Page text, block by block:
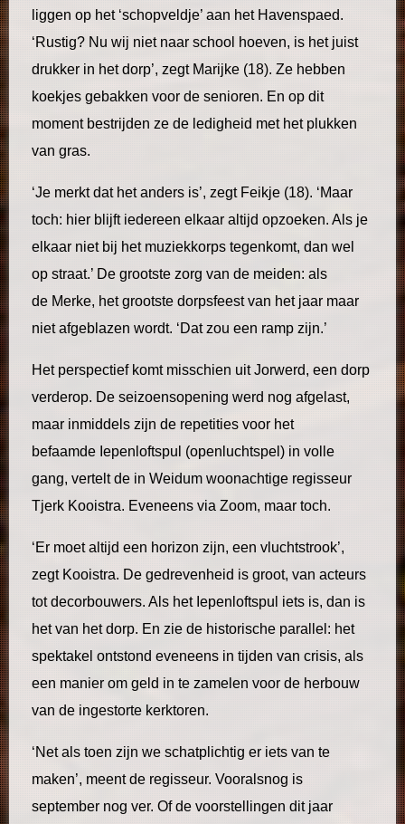
liggen op het ‘schopveldje’ aan het Havenspaed.
‘Rustig? Nu wij niet naar school hoeven, is het juist
drukker in het dorp’, zegt Marijke (18). Ze hebben
koekjes gebakken voor de senioren. En op dit
moment bestrijden ze de ledigheid met het plukken
van gras.
‘Je merkt dat het anders is’, zegt Feikje (18). ‘Maar
toch: hier blijft iedereen elkaar altijd opzoeken. Als je
elkaar niet bij het muziekkorps tegenkomt, dan wel
op straat.’ De grootste zorg van de meiden: als
de Merke, het grootste dorpsfeest van het jaar maar
niet afgeblazen wordt. ‘Dat zou een ramp zijn.’
Het perspectief komt misschien uit Jorwerd, een dorp
verderop. De seizoensopening werd nog afgelast,
maar inmiddels zijn de repetities voor het
befaamde Iepenloftspul (openluchtspel) in volle
gang, vertelt de in Weidum woonachtige regisseur
Tjerk Kooistra. Eveneens via Zoom, maar toch.
‘Er moet altijd een horizon zijn, een vluchtstrook’,
zegt Kooistra. De gedrevenheid is groot, van acteurs
tot decorbouwers. Als het Iepenloftspul iets is, dan is
het van het dorp. En zie de historische parallel: het
spektakel ontstond eveneens in tijden van crisis, als
een manier om geld in te zamelen voor de herbouw
van de ingestorte kerktoren.
‘Net als toen zijn we schatplichtig er iets van te
maken’, meent de regisseur. Vooralsnog is
september nog ver. Of de voorstellingen dit jaar